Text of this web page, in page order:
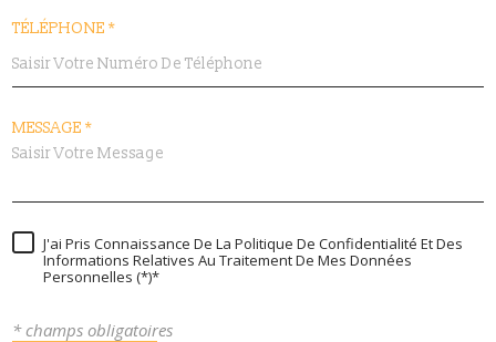
TÉLÉPHONE *
MESSAGE *
J'ai Pris Connaissance De La Politique De Confidentialité Et Des
Informations Relatives Au Traitement De Mes Données
Personnelles (*)*
* champs obligatoires